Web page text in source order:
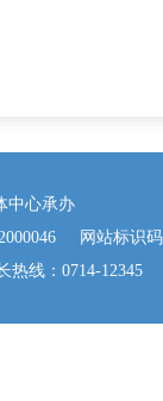
中心承办
网站标识码
热线：0714-12345